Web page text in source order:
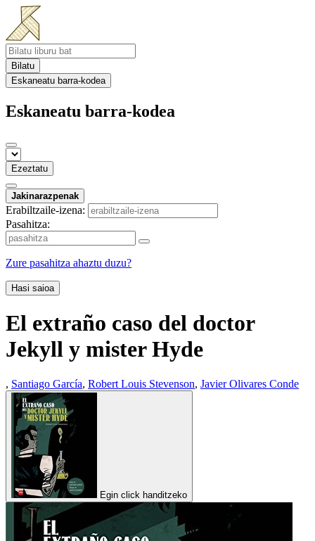
Bilatu
Eskaneatu barra-kodea
Eskaneatu barra-kodea
Ezeztatu
Jakinarazpenak
Erabiltzaile-izena:
Pasahitza:
Zure pasahitza ahaztu duzu?
Hasi saioa
El extraño caso del doctor
Jekyll y mister Hyde
, Santiago García, Robert Louis Stevenson, Javier Olivares Conde
Egin click handitzeko